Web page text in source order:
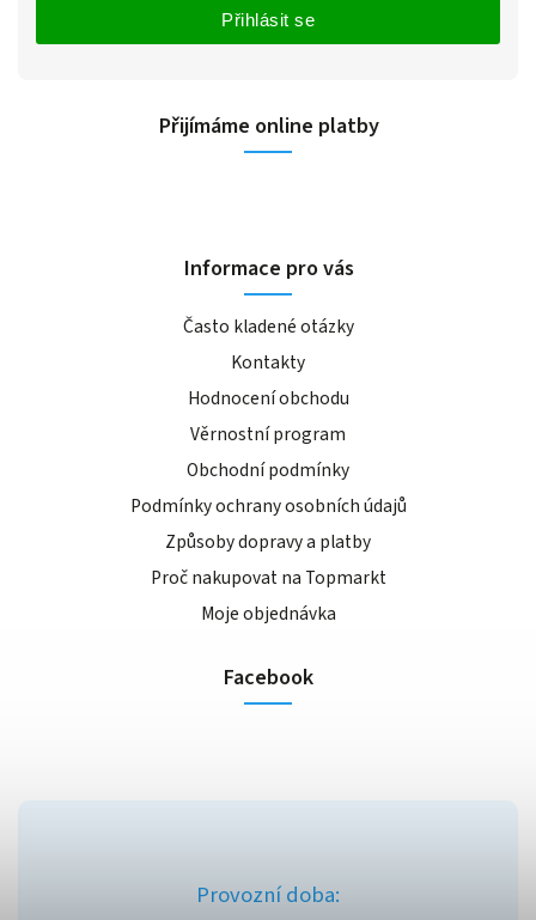
Přihlásit se
Přijímáme online platby
Informace pro vás
Často kladené otázky
Kontakty
Hodnocení obchodu
Věrnostní program
Obchodní podmínky
Podmínky ochrany osobních údajů
Způsoby dopravy a platby
Proč nakupovat na Topmarkt
Moje objednávka
Facebook